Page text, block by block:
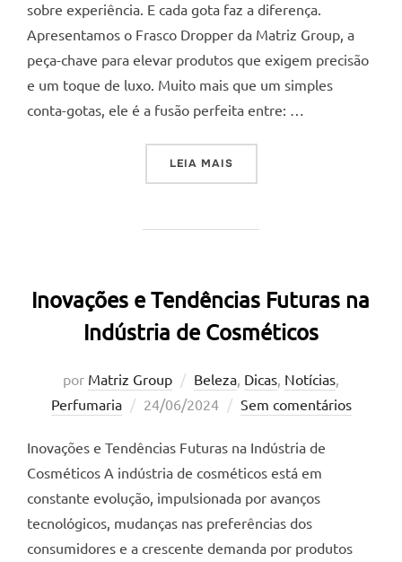
sobre experiência. E cada gota faz a diferença.
Apresentamos o Frasco Dropper da Matriz Group, a
peça-chave para elevar produtos que exigem precisão
e um toque de luxo. Muito mais que um simples
conta-gotas, ele é a fusão perfeita entre: …
LEIA MAIS“A REVOLUÇÃO DOS
Inovações e Tendências Futuras na
Indústria de Cosméticos
por Matriz Group Beleza Dicas Notícias
Perfumaria
Postado
24/06/2024 Sem comentários
Inovações e Tendências Futuras na Indústria de
Cosméticos A indústria de cosméticos está em
constante evolução, impulsionada por avanços
tecnológicos, mudanças nas preferências dos
consumidores e a crescente demanda por produtos